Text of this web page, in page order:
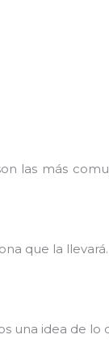
las más
que la
una idea de lo